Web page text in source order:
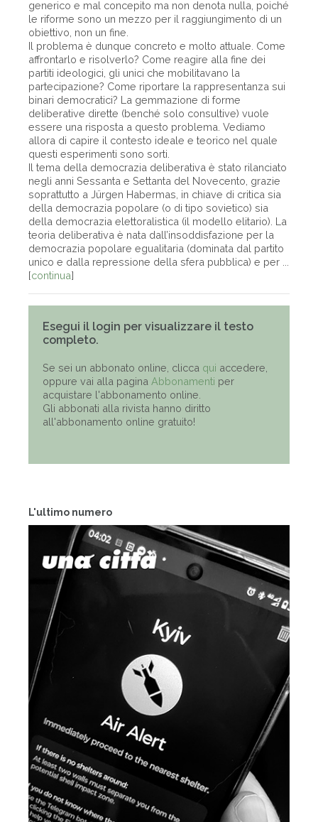
L'ultimo numero
generico e mal concepito ma non denota nulla, poiché
le riforme sono un mezzo per il raggiungimento di un
obiettivo, non un fine.
Il problema è dunque concreto e molto attuale. Come
affrontarlo e risolverlo? Come reagire alla fine dei
partiti ideologici, gli unici che mobilitavano la
partecipazione? Come riportare la rappresentanza sui
binari democratici? La gemmazione di forme
deliberative dirette (benché solo consultive) vuole
essere una risposta a questo problema. Vediamo
allora di capire il contesto ideale e teorico nel quale
questi esperimenti sono sorti.
Il tema della democrazia deliberativa è stato rilanciato
negli anni Sessanta e Settanta del Novecento, grazie
soprattutto a Jürgen Habermas, in chiave di critica sia
della democrazia popolare (o di tipo sovietico) sia
della democrazia elettoralistica (il modello elitario). La
teoria deliberativa è nata dall’insoddisfazione per la
democrazia popolare egualitaria (dominata dal partito
unico e dalla repressione della sfera pubblica) e per ...
[continua]
Esegui il login per visualizzare il testo
completo.
Se sei un abbonato online, clicca qui accedere,
oppure vai alla pagina Abbonamenti per
acquistare l'abbonamento online.
Gli abbonati alla rivista hanno diritto
all'abbonamento online gratuito!